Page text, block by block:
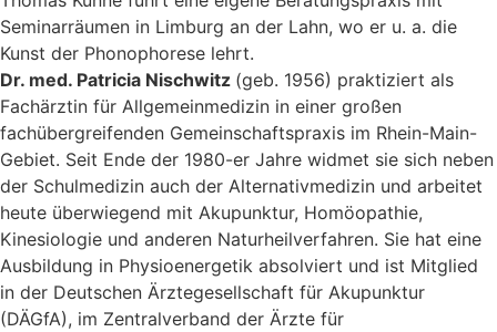
Seminarräumen in Limburg an der Lahn, wo er u. a. die
Kunst der Phonophorese lehrt.
Dr. med. Patricia Nischwitz (geb. 1956) praktiziert als
Fachärztin für Allgemeinmedizin in einer großen
fachübergreifenden Gemeinschaftspraxis im Rhein-Main-
Gebiet. Seit Ende der 1980-er Jahre widmet sie sich neben
der Schulmedizin auch der Alternativmedizin und arbeitet
heute überwiegend mit Akupunktur, Homöopathie,
Kinesiologie und anderen Naturheilverfahren. Sie hat eine
Ausbildung in Physioenergetik absolviert und ist Mitglied
in der Deutschen Ärztegesellschaft für Akupunktur
(DÄGfA), im Zentralverband der Ärzte für